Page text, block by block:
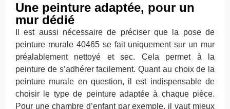
Une peinture adaptée, pour un
mur dédié
Il est aussi nécessaire de préciser que la pose de
peinture murale 40465 se fait uniquement sur un mur
préalablement nettoyé et sec. Cela permet à la
peinture de s’adhérer facilement. Quant au choix de la
peinture murale en question, il est indispensable de
choisir le type de peinture adaptée à chaque pièce.
Pour une chambre d’enfant par exemple, il vaut mieux